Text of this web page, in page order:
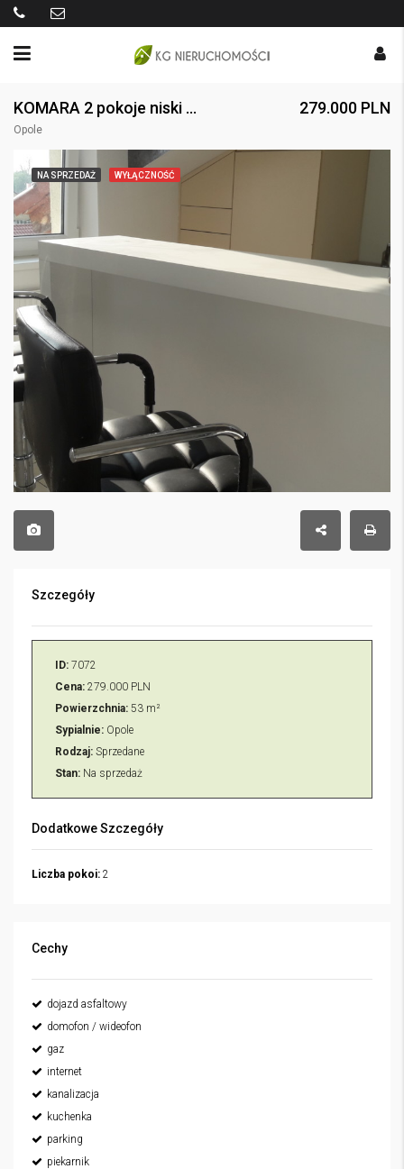
KOMARA 2 pokoje niski blok z 2012 r.
Opole
279.000 PLN
NA SPRZEDAŻ WYŁĄCZNOŚĆ
Szczegóły
ID: 7072
Cena: 279.000 PLN
Powierzchnia: 53 m²
Sypialnie: Opole
Rodzaj: Sprzedane
Stan: Na sprzedaż
Dodatkowe Szczegóły
Liczba pokoi: 2
Cechy
dojazd asfaltowy
domofon / wideofon
gaz
internet
kanalizacja
kuchenka
parking
piekarnik